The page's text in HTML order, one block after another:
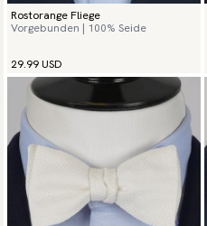
Rostorange Fliege
Vorgebunden | 100% Seide
29.99 USD